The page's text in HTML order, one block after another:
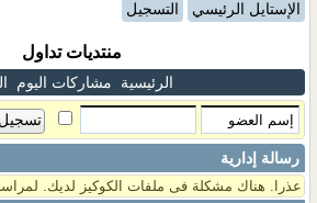
الإستايل الرئيسي التسجيل
منتديات تداول
الرئيسية مشاركات اليوم
رسالة إدارية
عذرا. هناك مشكلة فى ملفات الكوكيز لديك.